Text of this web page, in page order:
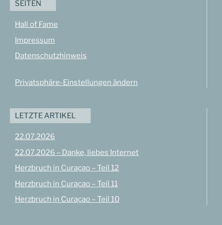
SEITEN
Hall of Fame
Impressum
Datenschutzhinweis
Privatsphäre-Einstellungen ändern
LETZTE ARTIKEL
22.07.2026
22.07.2026 – Danke, liebes Internet
Herzbruch in Curaçao – Teil 12
Herzbruch in Curaçao – Teil 11
Herzbruch in Curaçao – Teil 10